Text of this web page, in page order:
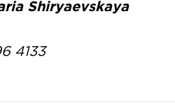
Shiryaevskaya
4133